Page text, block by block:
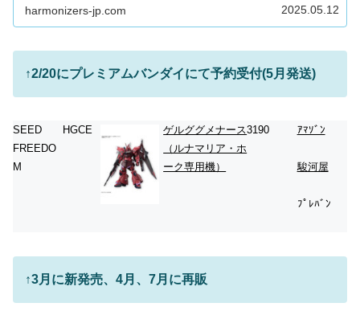
開始劇場版公開記念パッケージ ＨＧ 1/144 ライジングフ
デスティニーガンダムSpecII2024年2月26日(月)17時 2次
harmonizers-jp.com 2025.05.12
↑2/20にプレミアムバンダイにて予約受付(5月発送)
SEED
FREEDO
M
HGCE
ゲルググメナース
（ルナマリア・ホ
ーク専用機）
3190 ｱﾏｿﾞﾝ
駿河屋
ﾌﾟﾚﾊﾞﾝ
↑3月に新発売、4月、7月に再販